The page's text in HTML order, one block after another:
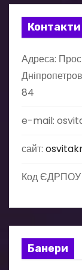
а
і
я
з
а
п
с
Контакти
Адреса:
84
e-mail:
сайт:
Код ЄДРПОУ
Банери